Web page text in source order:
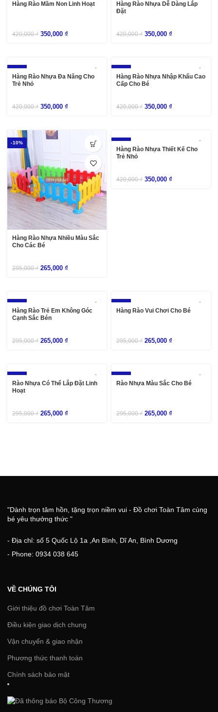
Hàng Rào Mầm Non Linh Hoạt
420,000₫ 350,000 ₫
Hàng Rào Nhựa Dễ Dàng Lắp
Đặt
420,000₫ 350,000 ₫
-17%
Hàng Rào Nhựa Đa Năng Cho
Trẻ Nhỏ
420,000₫ 350,000 ₫
-17%
Hàng Rào Nhựa Nhập Khẩu Cao
Cấp Cho Bé
420,000₫ 350,000 ₫
-10%
Hàng Rào Nhựa Nhiều Màu Sắc
Cho Các Bé
295,000₫ 265,000 ₫
-17%
Hàng Rào Nhựa Thiết Kế Cho
Trẻ Nhỏ
420,000₫ 350,000 ₫
-10%
Hàng Rào Trẻ Em Không Góc
Cạnh Sắc Bén
295,000₫ 265,000 ₫
-10%
Hàng Rào Vui Chơi Cho Bé
295,000₫ 265,000 ₫
-10%
Rào Nhựa Có Thể Lắp Đặt Linh
Hoạt
295,000₫ 265,000 ₫
-10%
Rào Nhựa Màu Sắc Cho Bé
295,000₫ 265,000 ₫
"Dành trọn tâm hồn, tặng trọn niềm vui - Đồ chơi Toàn Tâm cùng
bé yêu thưởng thức "
- Địa chỉ: số 5 Quốc Lộ 1a ,An Bình, Dĩ An, Bình Dương
- Phone: 0934 038 645
VỀ CHÚNG TÔI
Giới thiệu đồ chơi Toàn Tâm
Điều kiện giao dịch chung
Vận chuyển & giao nhận
Phương thức thanh toán
Chính sách bảo mật